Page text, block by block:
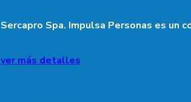
Sercapro Spa. Impulsa Personas es un
ver más detalles